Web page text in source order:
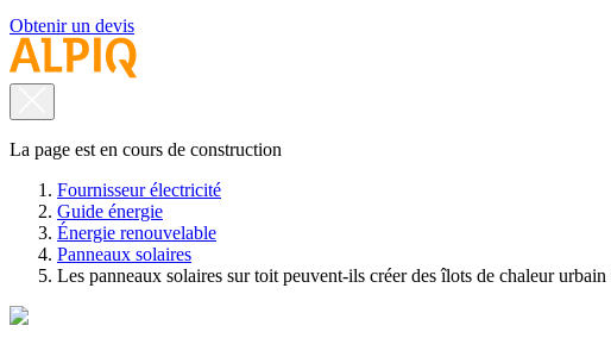
Obtenir un devis
La page est en cours de construction
Fournisseur électricité
Guide énergie
Énergie renouvelable
Panneaux solaires
Les panneaux solaires sur toit peuvent-ils créer des îlots de chaleur urbain